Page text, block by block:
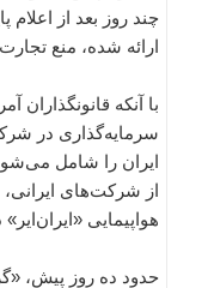
چند روز بعد از اعلام
ارائه شده، منع
با آنکه قانونگذاران
سرمایه‌گذاری‌ در
ایران را شامل
از شرکت‌های
هواپیمایی
حدود ده روز پیش،